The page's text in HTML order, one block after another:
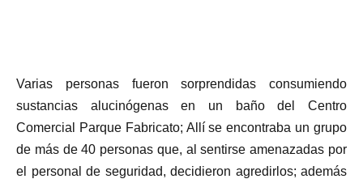
Varias personas fueron sorprendidas consumiendo
sustancias alucinógenas en un baño del Centro
Comercial Parque Fabricato; Allí se encontraba un grupo
de más de 40 personas que, al sentirse amenazadas por
el personal de seguridad, decidieron agredirlos; además